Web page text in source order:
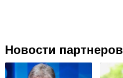
Новости партнеров